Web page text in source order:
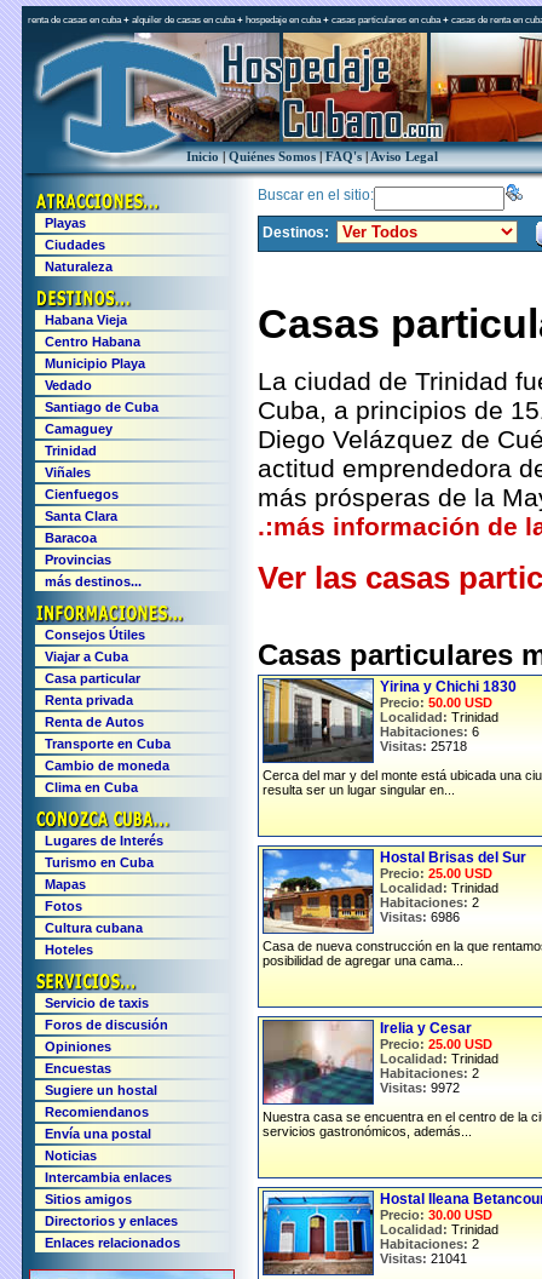
renta de casas en cuba+ alquiler de casas en cuba+ hospedaje en cuba+ casas particulares en cuba+ casas de renta en
Inicio|Quiénes Somos|FAQ's|Aviso Legal
Buscar en el sitio:
Destinos:
Casas
La ciudad de Trinidad
Cuba, a principios de
Diego Velázquez de
actitud emprendedora
más prósperas de la
.:más información de
Ver las casas
Casas particulares
Yirina y Chichi 1830
Precio: 50.00 USD
Localidad: Trinidad
Habitaciones: 6
Visitas: 25718
Cerca del mar y del monte está ubicada una
resulta ser un lugar singular en...
Hostal Brisas del Sur
Precio: 25.00 USD
Localidad: Trinidad
Habitaciones: 2
Visitas: 6986
Casa de nueva construcción en la que
posibilidad de agregar una cama...
Irelia y Cesar
Precio: 25.00 USD
Localidad: Trinidad
Habitaciones: 2
Visitas: 9972
Nuestra casa se encuentra en el centro de la
servicios gastronómicos, además...
Hostal Ileana
Precio: 30.00 USD
Localidad: Trinidad
Habitaciones: 2
Visitas: 21041
Playas
Ciudades
Naturaleza
Habana Vieja
Centro Habana
Municipio Playa
Vedado
Santiago de Cuba
Camaguey
Trinidad
Viñales
Cienfuegos
Santa Clara
Baracoa
Provincias
más destinos...
Consejos Útiles
Viajar a Cuba
Casa particular
Renta privada
Renta de Autos
Transporte en Cuba
Cambio de moneda
Clima en Cuba
Lugares de Interés
Turismo en Cuba
Mapas
Fotos
Cultura cubana
Hoteles
Servicio de taxis
Foros de discusión
Opiniones
Encuestas
Sugiere un hostal
Recomiendanos
Envía una postal
Noticias
Intercambia enlaces
Sitios amigos
Directorios y enlaces
Enlaces relacionados